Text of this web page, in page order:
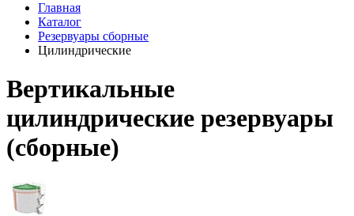
Главная
Каталог
Резервуары сборные
Цилиндрические
Вертикальные
цилиндрические резервуары
(сборные)